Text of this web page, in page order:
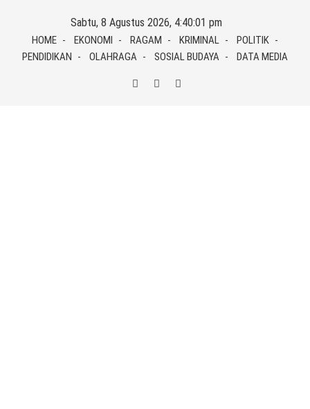
content
Sabtu, 8 Agustus 2026, 4:40:01 pm
HOME EKONOMI RAGAM KRIMINAL
POLITIK
PENDIDIKAN
OLAHRAGA SOSIAL BUDAYA DATA MEDIA